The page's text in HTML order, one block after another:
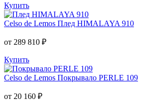
Купить
Celso de Lemos Плед HIMALAYA 910
от 289 810 ₽
Купить
Celso de Lemos Покрывало PERLE 109
от 20 160 ₽